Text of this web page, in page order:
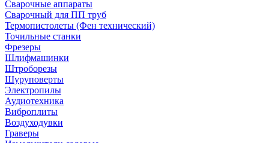
Сварочные аппараты
Сварочный для ПП труб
Термопистолеты (Фен технический)
Точильные станки
Фрезеры
Шлифмашинки
Штроборезы
Шуруповерты
Электропилы
Аудиотехника
Виброплиты
Воздуходувки
Граверы